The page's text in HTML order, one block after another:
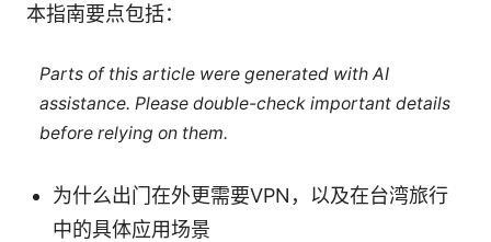
本指南要点包括：
Parts of this article were generated with AI
assistance. Please double-check important details
before relying on them.
为什么出门在外更需要VPN，以及在台湾旅行
中的具体应用场景